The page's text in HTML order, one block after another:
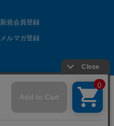
新規会員登録
メルマガ登録